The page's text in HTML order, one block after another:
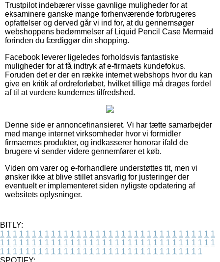
Trustpilot indebærer visse gavnlige muligheder for at
eksaminere ganske mange forhenværende forbrugeres
opfattelser og derved går vi ind for, at du gennemsøger
webshoppens bedømmelser af Liquid Pencil Case Mermaid
forinden du færdiggør din shopping.
Facebook leverer ligeledes forholdsvis fantastiske
muligheder for at få indtryk af e-firmaets kundefokus.
Foruden det er der en række internet webshops hvor du kan
give en kritik af ordreforløbet, hvilket tillige må drages fordel
af til at vurdere kundernes tilfredshed.
Denne side er annoncefinansieret. Vi har tætte samarbejder
med mange internet virksomheder hvor vi formidler
firmaernes produkter, og indkasserer honorar ifald de
brugere vi sender videre gennemfører et køb.
Viden om varer og e-forhandlere understøttes tit, men vi
ønsker ikke at blive stillet ansvarlig for justeringer der
eventuelt er implementeret siden nyligste opdatering af
websitets oplysninger.
BITLY:
1 1 1 1 1 1 1 1 1 1 1 1 1 1 1 1 1 1 1 1 1 1 1 1 1 1 1 1 1 1 1 1 1 1
1 1 1 1 1 1 1 1 1 1 1 1 1 1 1 1 1 1 1 1 1 1 1 1 1 1 1 1 1 1 1 1 1 1
1 1 1 1 1 1 1 1 1 1 1 1 1 1 1 1 1 1 1 1 1 1 1 1 1 1 1 1 1 1 1 1
SPOTIFY: